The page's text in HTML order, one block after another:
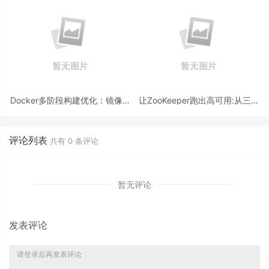
Docker多阶段构建优化：镜像体
让ZooKeeper跑出高可用:从三节
评论列表 共有 0 条评论
暂无评论
发表评论